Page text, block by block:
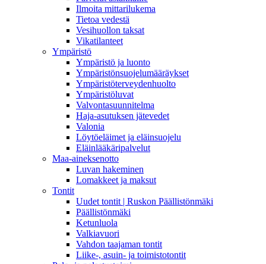
Ilmoita mittarilukema
Tietoa vedestä
Vesihuollon taksat
Vikatilanteet
Ympäristö
Ympäristö ja luonto
Ympäristönsuojelumääräykset
Ympäristöterveydenhuolto
Ympäristöluvat
Valvontasuunnitelma
Haja-asutuksen jätevedet
Valonia
Löytöeläimet ja eläinsuojelu
Eläinlääkäripalvelut
Maa-aineksenotto
Luvan hakeminen
Lomakkeet ja maksut
Tontit
Uudet tontit | Ruskon Päällistönmäki
Päällistönmäki
Ketunluola
Valkiavuori
Vahdon taajaman tontit
Liike-, asuin- ja toimistotontit